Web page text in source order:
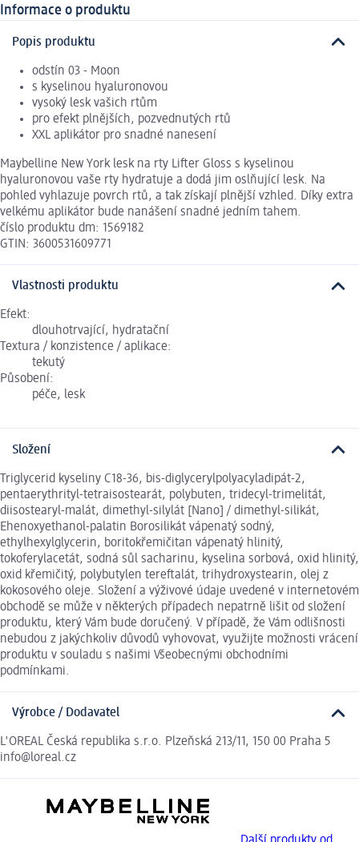
Informace o produktu
Popis produktu
odstín 03 - Moon
s kyselinou hyaluronovou
vysoký lesk vašich rtům
pro efekt plnějších, pozvednutých rtů
XXL aplikátor pro snadné nanesení
Maybelline New York lesk na rty Lifter Gloss s kyselinou
hyaluronovou vaše rty hydratuje a dodá jim oslňující lesk. Na
pohled vyhlazuje povrch rtů, a tak získají plnější vzhled. Díky extra
velkému aplikátor bude nanášení snadné jedním tahem.
číslo produktu dm: 1569182
GTIN: 3600531609771
Vlastnosti produktu
Efekt:
dlouhotrvající, hydratační
Textura / konzistence / aplikace:
tekutý
Působení:
péče, lesk
Složení
Triglycerid kyseliny C18-36, bis-diglycerylpolyacyladipát-2,
pentaerythrityl-tetraisostearát, polybuten, tridecyl-trimelitát,
diisostearyl-malát, dimethyl-silylát [Nano] / dimethyl-silikát,
Ehenoxyethanol-palatin Borosilikát vápenatý sodný,
ethylhexylglycerin, boritokřemičitan vápenatý hlinitý,
tokoferylacetát, sodná sůl sacharinu, kyselina sorbová, oxid hlinitý,
oxid křemičitý, polybutylen tereftalát, trihydroxystearin, olej z
kokosového oleje. Složení a výživové údaje uvedené v internetovém
obchodě se může v některých případech nepatrně lišit od složení
produktu, který Vám bude doručený. V případě, že Vám odlišnosti
nebudou z jakýchkoliv důvodů vyhovovat, využijte možnosti vrácení
produktu v souladu s našimi Všeobecnými obchodními
podmínkami.
Výrobce / Dodavatel
L'OREAL Česká republika s.r.o. Plzeňská 213/11, 150 00 Praha 5
info@loreal.cz